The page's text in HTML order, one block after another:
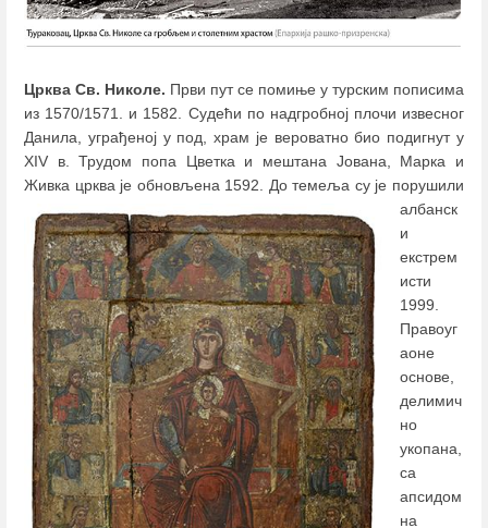
Црква Св. Николе. Први пут се помиње у турским пописима
из 1570/1571. и 1582. Судећи по надгробној плочи извесног
Данила, уграђеној у под, храм је вероватно био подигнут у
XIV в. Трудом попа Цветка и мештана Јована, Марка и
Живка црква је обновљена 1592. До темеља су је порушили
албанск
и
екстрем
исти
1999.
Правоуг
аоне
основе,
делимич
но
укопана,
са
апсидом
на